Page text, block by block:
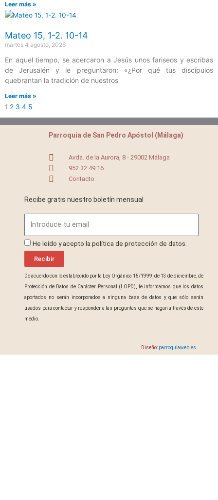
Leer más »
Mateo 15, 1-2. 10-14
martes 4 agosto, 2026
En aquel tiempo, se acercaron a Jesús unos fariseos y escribas
de Jerusalén y le preguntaron: «¿Por qué tus discípulos
quebrantan la tradición de nuestros
Leer más »
1 2 3 4 5
Parroquia de San Pedro Apóstol (Málaga)
Avda. de la Aurora, 8 - 29002 Málaga
952 32 49 16
Contacto
Recibe gratis nuestro boletín mensual
ProteccionDatos
He leído y acepto la política de protección de datos.
Recibir
De acuerdo con lo establecido por la Ley Orgánica 15/1999, de 13 de diciembre, de
Protección de Datos de Carácter Personal (LOPD), le informamos que los datos
aportados no serán incorporados a ninguna base de datos y que sólo serán
usados para contactar y responder a las preguntas que se hagan a través de este
medio.
Diseño: parroquiaweb.es